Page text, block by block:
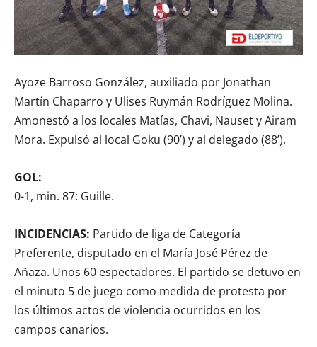
Ayoze Barroso González, auxiliado por Jonathan
Martín Chaparro y Ulises Ruymán Rodríguez Molina.
Amonestó a los locales Matías, Chavi, Nauset y Airam
Mora. Expulsó al local Goku (90’) y al delegado (88’).
GOL:
0-1, min. 87: Guille.
INCIDENCIAS: Partido de liga de Categoría
Preferente, disputado en el María José Pérez de
Añaza. Unos 60 espectadores. El partido se detuvo en
el minuto 5 de juego como medida de protesta por
los últimos actos de violencia ocurridos en los
campos canarios.